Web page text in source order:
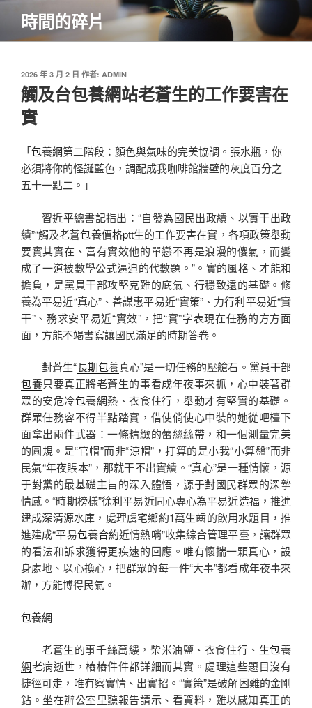
主
時間的碎片
發
佈
於
2026 年 3 月 2 日 作者: ADMIN
觸及台包養網站老蒼生的工作要害在
實
「包養網第二階段：顏色與氣味的完美協調。張水瓶，你
必須將你的怪誕藍色，調配成我咖啡館牆壁的灰度百分之
五十一點二。」
習近平總書記指出：“自發為國民出政績、以實干出政
績”“觸及老蒼包養價格ptt生的工作要害在實，各項政策舉動
要實其實在、富有實效他的單戀不再是浪漫的傻氣，而變
成了一道被數學公式逼迫的代數題。”。實的風格、才能和
擔負，是黨員干部攻堅克難的底氣、行穩致遠的基礎。修
養為平易近“真心”、善謀惠平易近“實策”、力行利平易近“實
干”、務求安平易近“實效”，把“實”字表現在任務的方方面
面，方能不竭書寫讓國民滿足的時期答卷。
對蒼生“長期包養真心”是一切任務的壓艙石。黨員干部
包養只要真正將老蒼生的事看成年夜事來抓，心中裝著群
眾的安危冷包養網熱、衣食住行，舉動才有堅實的基礎。
群眾任務容不得半點踏實，借使倘使心中裝的她從吧檯下
面拿出兩件武器：一條精緻的蕾絲絲帶，和一個測量完美
的圓規。是“官帽”而非“涼帽”，打算的是小我“小算盤”而非
民氣“年夜賬本”，那就干不出實績。“真心”是一種情懷，源
于對黨的最基礎主旨的深入體悟，源于對國民群眾的深摯
情感。“時期榜樣”徐利平易近同心專心為平易近造福，推進
建成深清源水庫，處理虞宅鄉約1萬生齒的飲用水題目，推
進建成“平易包養合約近情熱哨”收集綜合管理平臺，讓群眾
的看法和訴求獲得更疾速的回應。唯有懷揣一顆真心，設
身處地、以心換心，把群眾的每一件“大事”都看成年夜事來
辦，方能博得民氣。
包養網
老蒼生的事千絲萬縷，柴米油鹽、衣食住行、生包養
網老病逝世，樁樁件件都詳細而其實。處理這些題目沒有
捷徑可走，唯有察實情、出實招。“實策”是破解困難的金剛
鉆。坐在辦公室里聽報告請示、看資料，難以感知真正的